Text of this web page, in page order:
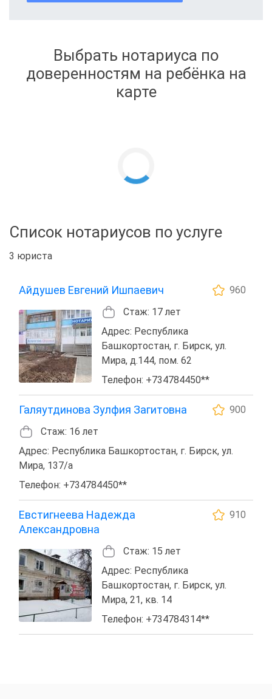
Выбрать нотариуса по
доверенностям на ребёнка на
карте
Список нотариусов по услуге
3 юриста
Айдушев Евгений Ишпаевич
960
Стаж: 17 лет
Адрес: Республика
Башкортостан, г. Бирск, ул.
Мира, д.144, пом. 62
Телефон: +734784450**
Галяутдинова Зулфия Загитовна
900
Стаж: 16 лет
Адрес: Республика Башкортостан, г. Бирск, ул.
Мира, 137/а
Телефон: +734784450**
Евстигнеева Надежда
Александровна
910
Стаж: 15 лет
Адрес: Республика
Башкортостан, г. Бирск, ул.
Мира, 21, кв. 14
Телефон: +734784314**